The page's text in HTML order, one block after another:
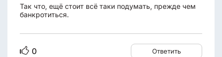
Так что, ещё стоит всё таки подумать, прежде чем
банкротиться.
0 Ответить